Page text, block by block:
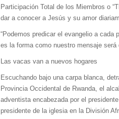
Participación Total de los Miembros o
dar a conocer a Jesús y su amor
“Podemos predicar el evangelio a cada
es la forma como nuestro mensaje
Las vacas van a nuevos hogares
Escuchando bajo una carpa blanca,
Provincia Occidental de Rwanda, el
adventista encabezada por el
presidente de la iglesia en la División